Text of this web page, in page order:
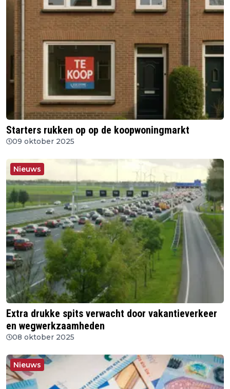
Starters rukken op op de koopwoningmarkt
09 oktober 2025
Nieuws
Extra drukke spits verwacht door vakantieverkeer
en wegwerkzaamheden
08 oktober 2025
Nieuws